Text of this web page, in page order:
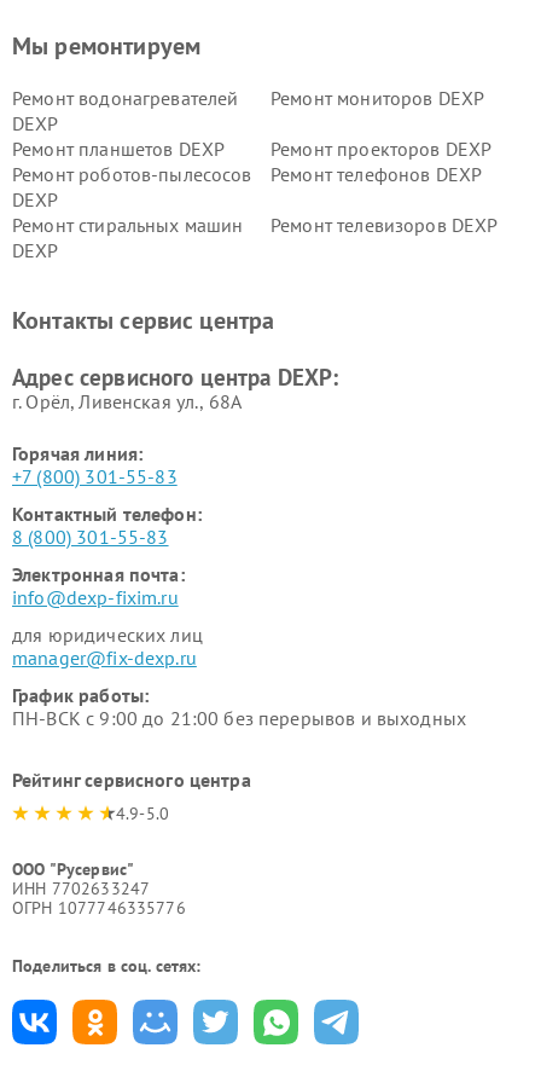
Мы ремонтируем
Ремонт водонагревателей
DEXP
Ремонт мониторов DEXP
Ремонт планшетов DEXP
Ремонт проекторов DEXP
Ремонт роботов-пылесосов
DEXP
Ремонт телефонов DEXP
Ремонт стиральных машин
DEXP
Ремонт телевизоров DEXP
Ремонт серверов DEXP
Ремонт мини пк DEXP
Контакты сервис центра
Адрес сервисного центра DEXP:
г. Орёл, Ливенская ул., 68А
Горячая линия:
+7 (800) 301-55-83
Контактный телефон:
8 (800) 301-55-83
Электронная почта:
info@dexp-fixim.ru
для юридических лиц
manager@fix-dexp.ru
График работы:
ПН-ВСК с 9:00 до 21:00 без перерывов и выходных
Рейтинг сервисного центра
4.9-5.0
ООО "Русервис"
ИНН 7702633247
ОГРН 1077746335776
Поделиться в соц. сетях: